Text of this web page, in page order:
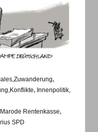
,
, Innenpolitik,
Marode Rentenkasse,
SPD